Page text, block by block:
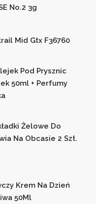
No.2 3g
Mid Gtx F36760
Pod Prysznic
50ml + Perfumy
Żelowe Do
Na Obcasie 2 Szt.
Krem Na Dzień
50Ml